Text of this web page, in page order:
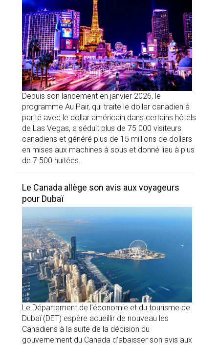
Depuis son lancement en janvier 2026, le
programme Au Pair, qui traite le dollar canadien à
parité avec le dollar américain dans certains hôtels
de Las Vegas, a séduit plus de 75 000 visiteurs
canadiens et généré plus de 15 millions de dollars
en mises aux machines à sous et donné lieu à plus
de 7 500 nuitées.
Le Canada allège son avis aux voyageurs
pour Dubaï
Le Département de l’économie et du tourisme de
Dubaï (DET) espère acueillir de nouveau les
Canadiens à la suite de la décision du
gouvernement du Canada d’abaisser son avis aux